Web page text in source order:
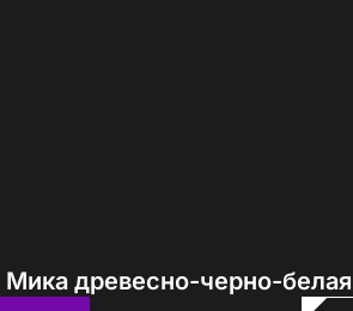
Мика древесно-черно-белая